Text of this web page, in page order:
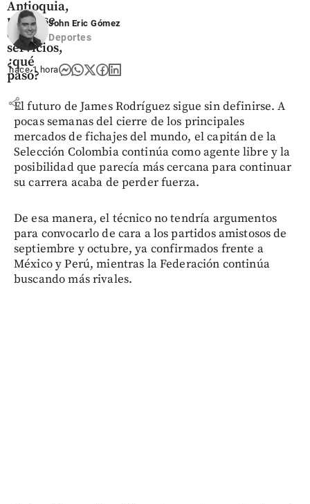
Antioquia,
por cese
de
servicios,
¿qué
pasó?
share
John Eric Gómez
Deportes
hace 1 hora
El futuro de James Rodríguez sigue sin definirse. A
pocas semanas del cierre de los principales
mercados de fichajes del mundo, el capitán de la
Selección Colombia continúa como agente libre y la
posibilidad que parecía más cercana para continuar
su carrera acaba de perder fuerza.
De esa manera, el técnico no tendría argumentos
para convocarlo de cara a los partidos amistosos de
septiembre y octubre, ya confirmados frente a
México y Perú, mientras la Federación continúa
buscando más rivales.